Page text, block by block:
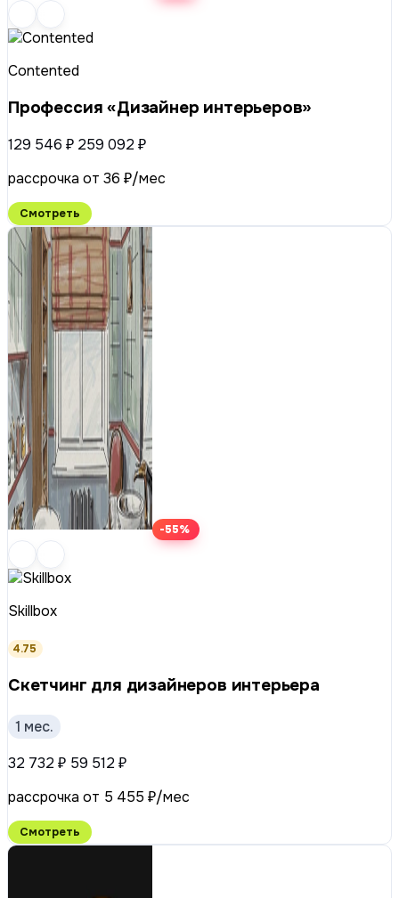
Contented
Профессия «Дизайнер интерьеров»
129 546 ₽ 259 092 ₽
рассрочка от 36 ₽/мес
Смотреть
-55%
Skillbox
4.75
Скетчинг для дизайнеров интерьера
1 мес.
32 732 ₽ 59 512 ₽
рассрочка от 5 455 ₽/мес
Смотреть